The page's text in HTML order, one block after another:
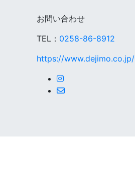
お問い合わせ
TEL： 0258-86-8912
https://www.dejimo.co.jp/